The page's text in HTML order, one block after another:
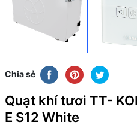
Chia sẻ
Quạt khí tươi TT-
E S12 White